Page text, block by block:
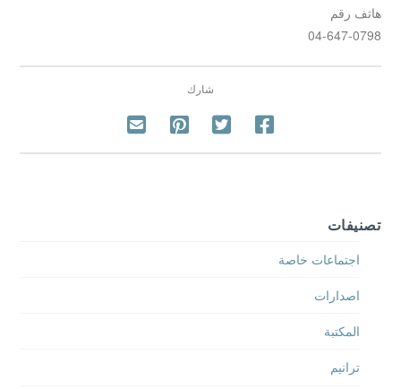
هاتف رقم
04-647-0798
شارك
تصنيفات
اجتماعات خاصة
اصدارات
المكتبة
ترانيم